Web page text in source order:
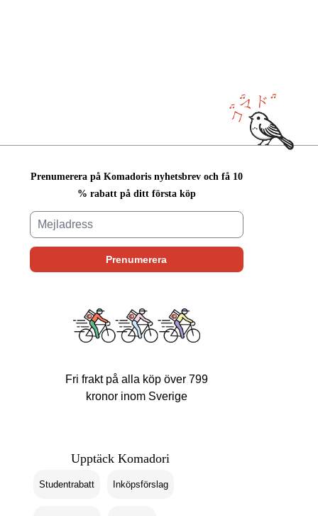
Prenumerera på Komadoris nyhetsbrev och få 10
% rabatt på ditt första köp
Fri frakt på alla köp över 799
kronor inom Sverige
Upptäck Komadori
Studentrabatt Inköpsförslag